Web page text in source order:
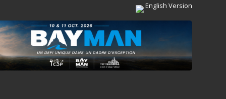
English Version